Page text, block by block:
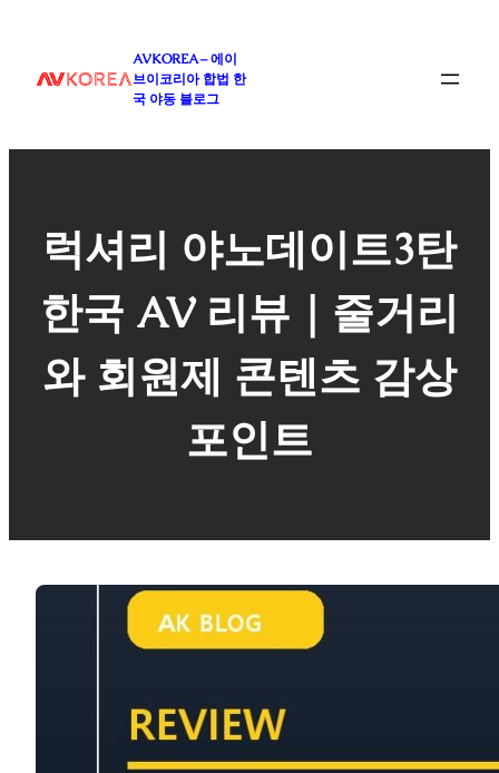
로
AVKOREA – 에이
브이코리아 합법 한
국 야동 블로그
럭셔리 야노데이트3탄
한국 AV 리뷰｜줄거리
와 회원제 콘텐츠 감상
포인트